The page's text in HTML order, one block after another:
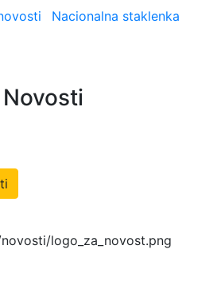
Nacionalna staklenka
Novosti